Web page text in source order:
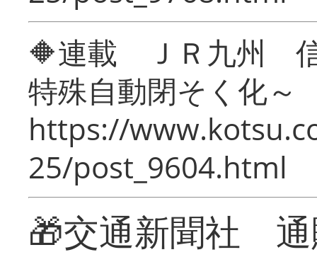
🔶連載 ＪＲ九州 信
特殊自動閉そく化～
https://
25/post_9604.html
🎁交通新聞社